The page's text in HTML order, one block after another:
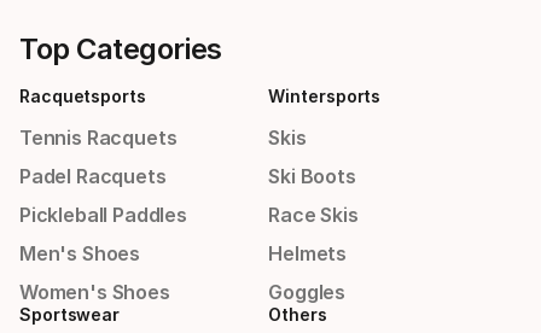
Top Categories
Racquetsports
Tennis Racquets
Padel Racquets
Pickleball Paddles
Men's Shoes
Women's Shoes
Wintersports
Skis
Ski Boots
Race Skis
Helmets
Goggles
Sportswear Others